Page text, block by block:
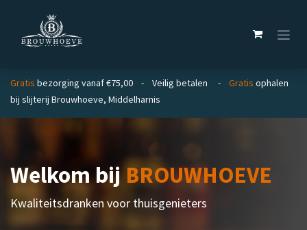
Gratis bezorging vanaf €75,00 - Veilig betalen - Gratis ophalen
bij slijterij Brouwhoeve, Middelharnis
Welkom bijBROUWHOEVE
Kwaliteitsdranken voor thuisgenieters